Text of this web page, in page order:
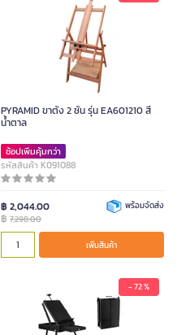
PYRAMID ขาตั้ง 2 ชั้น รุ่น EA601210 สี
น้ำตาล
ช้อปเพิ่มคุ้มกว่า
รหัสสินค้า K091088
฿ 2,044.00
฿ 7,298.00
พร้อมจัดส่ง
เพิ่มสินค้า
- 72 %